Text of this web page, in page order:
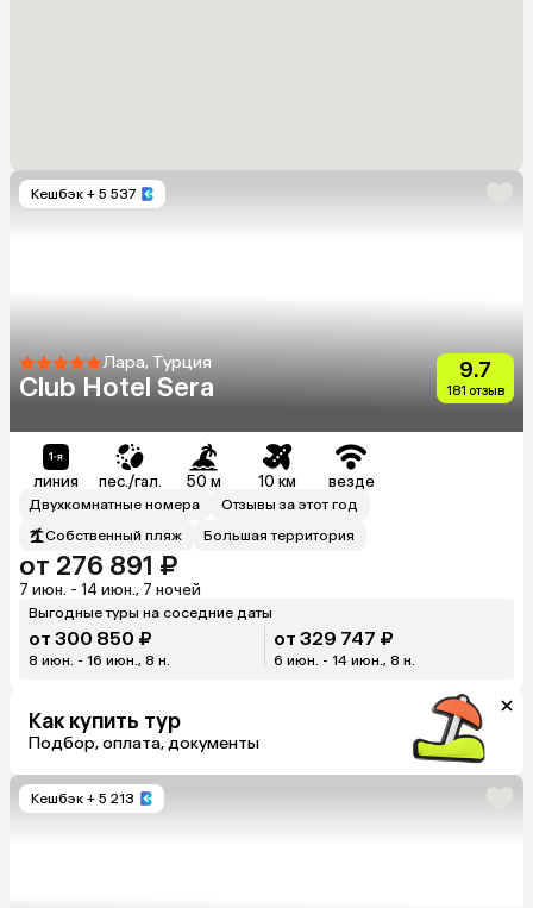
Кешбэк + 5 537
Лара, Турция
Club Hotel Sera
9.7
181 отзыв
линия пес./гал. 50 м 10 км везде
Двухкомнатные номера
Отзывы за этот год
Собственный пляж
Большая территория
от 276 891 ₽
7 июн. - 14 июн., 7 ночей
Выгодные туры на соседние даты
от 300 850 ₽
8 июн. - 16 июн., 8 н.
от 329 747 ₽
6 июн. - 14 июн., 8 н.
Как купить тур
Подбор, оплата, документы
Кешбэк + 5 213